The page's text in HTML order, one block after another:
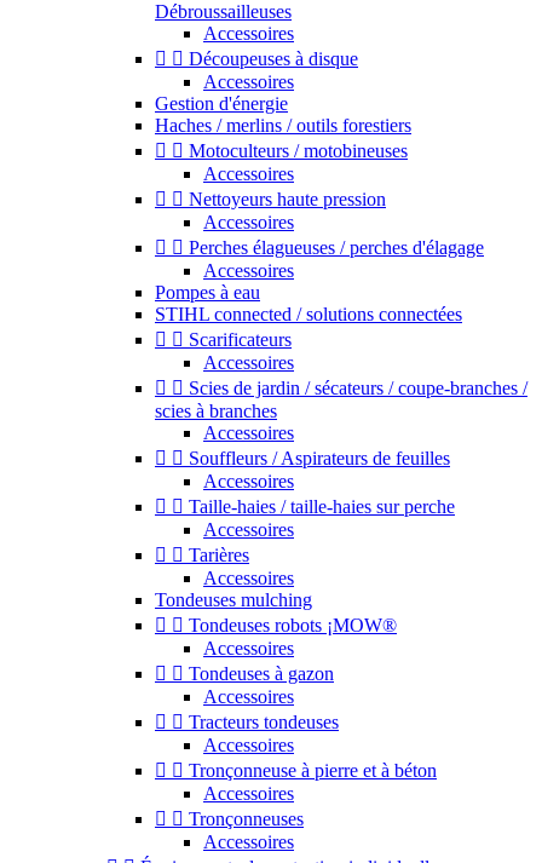
Débroussailleuses
Accessoires
  Découpeuses à disque
Accessoires
Gestion d'énergie
Haches / merlins / outils forestiers
  Motoculteurs / motobineuses
Accessoires
  Nettoyeurs haute pression
Accessoires
  Perches élagueuses / perches d'élagage
Accessoires
Pompes à eau
STIHL connected / solutions connectées
  Scarificateurs
Accessoires
  Scies de jardin / sécateurs / coupe-branches /
scies à branches
Accessoires
  Souffleurs / Aspirateurs de feuilles
Accessoires
  Taille-haies / taille-haies sur perche
Accessoires
  Tarières
Accessoires
Tondeuses mulching
  Tondeuses robots ¡MOW®
Accessoires
  Tondeuses à gazon
Accessoires
  Tracteurs tondeuses
Accessoires
  Tronçonneuse à pierre et à béton
Accessoires
  Tronçonneuses
Accessoires